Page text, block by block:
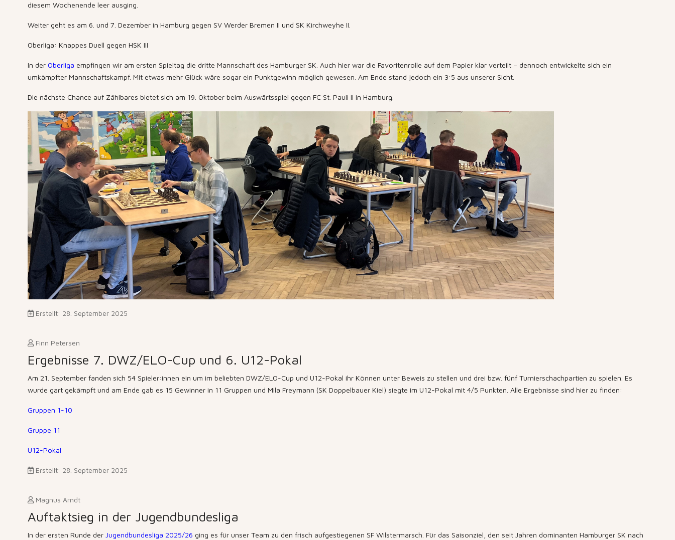
diesem Wochenende leer ausging.
Weiter geht es am 6. und 7. Dezember in Hamburg gegen SV Werder Bremen II und SK Kirchweyhe II.
Oberliga: Knappes Duell gegen HSK III
In der Oberliga empfingen wir am ersten Spieltag die dritte Mannschaft des Hamburger SK. Auch hier war die Favoritenrolle auf dem Papier klar verteilt – dennoch entwickelte sich ein
umkämpfter Mannschaftskampf. Mit etwas mehr Glück wäre sogar ein Punktgewinn möglich gewesen. Am Ende stand jedoch ein 3:5 aus unserer Sicht.
Die nächste Chance auf Zählbares bietet sich am 19. Oktober beim Auswärtsspiel gegen FC St. Pauli II in Hamburg.
Erstellt: 28. September 2025
Finn Petersen
Ergebnisse 7. DWZ/ELO-Cup und 6. U12-Pokal
Am 21. September fanden sich 54 Spieler:innen ein um im beliebten DWZ/ELO-Cup und U12-Pokal ihr Können unter Beweis zu stellen und drei bzw. fünf Turnierschachpartien zu spielen. Es
wurde gart gekämpft und am Ende gab es 15 Gewinner in 11 Gruppen und Mila Freymann (SK Doppelbauer Kiel) siegte im U12-Pokal mit 4/5 Punkten. Alle Ergebnisse sind hier zu finden:
Gruppen 1-10
Gruppe 11
U12-Pokal
Erstellt: 28. September 2025
Magnus Arndt
Auftaktsieg in der Jugendbundesliga
In der ersten Runde derJugendbundesliga 2025/26 ging es für unser Team zu den frisch aufgestiegenen SF Wilstermarsch. Für das Saisonziel, den seit Jahren dominanten Hamburger SK nach